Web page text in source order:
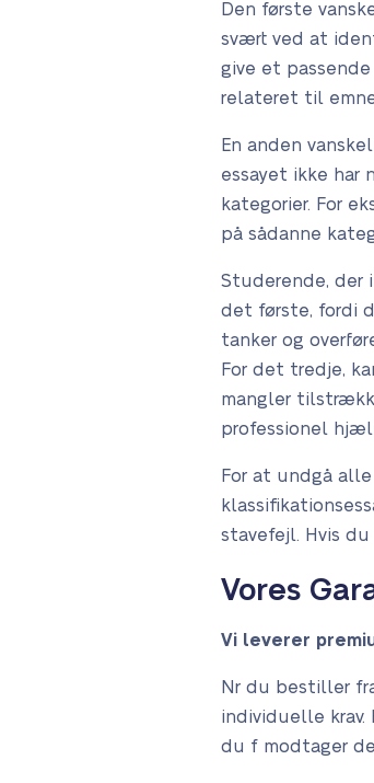
Den første
svært ved at
give et
relateret til
En anden
essayet ikke har
kategorier. For
på sådanne
Studerende, der
det første, fordi
tanker og
For det tredje,
mangler
professionel
For at undgå
stavefejl. Hvis
Vores
Vi leverer
Nr du bestiller
individuelle krav.
du f modtager